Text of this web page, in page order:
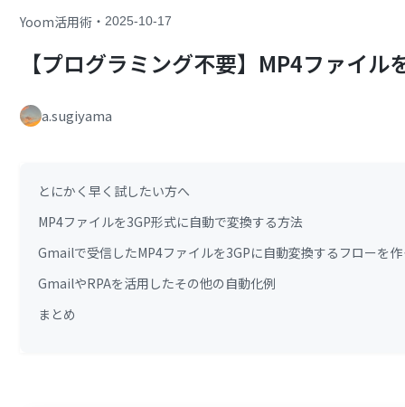
Yoom活用術 ・2025-10-17
【プログラミング不要】MP4ファイ
a.sugiyama
とにかく早く試したい方へ
MP4ファイルを3GP形式に自動で変換する方法
Gmailで受信したMP4ファイルを3GPに自動変換するフローを
GmailやRPAを活用したその他の自動化例
まとめ